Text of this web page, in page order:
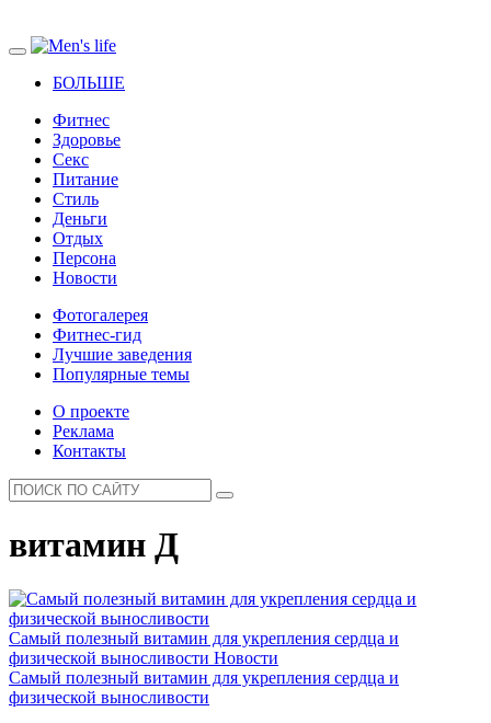
БОЛЬШЕ
Фитнес
Здоровье
Секс
Питание
Стиль
Деньги
Отдых
Персона
Новости
Фотогалерея
Фитнес-гид
Лучшие заведения
Популярные темы
О проекте
Реклама
Контакты
витамин Д
Самый полезный витамин для укрепления сердца и
физической выносливости Новости
Самый полезный витамин для укрепления сердца и
физической выносливости